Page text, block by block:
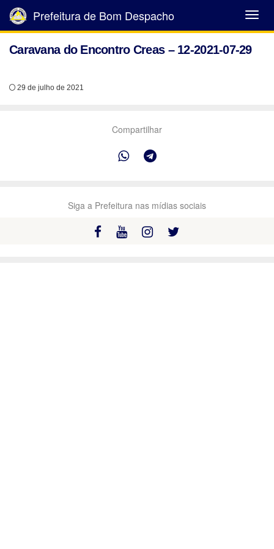
Abrir
Menu
Prefeitura de Bom Despacho
Caravana do Encontro Creas – 12-2021-07-29
29 de julho de 2021
Compartilhar
Siga a Prefeitura nas mídias sociais